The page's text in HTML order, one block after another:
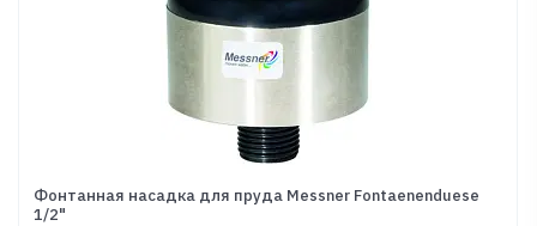
Фонтанная насадка для пруда Messner Fontaenenduese
1/2"